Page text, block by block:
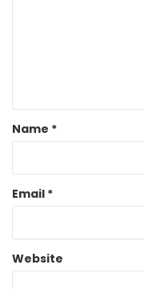
Name *
Email *
Website